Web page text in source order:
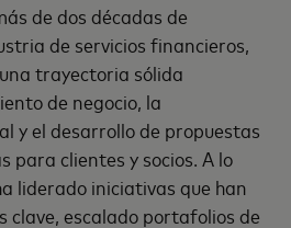
de dos décadas de
de servicios financieros,
trayectoria sólida
de negocio, la
y el desarrollo de propuestas
para clientes y socios. A lo
liderado iniciativas que han
clave, escalado portafolios de